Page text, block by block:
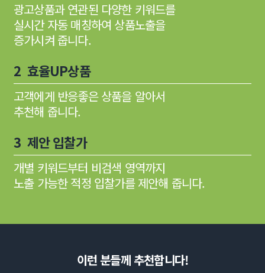
광고상품과 연관된 다양한 키워드를
실시간 자동 매칭하여 상품노출을
증가시켜 줍니다.
2 효율UP상품
고객에게 반응좋은 상품을 알아서
추천해 줍니다.
3 제안 입찰가
개별 키워드부터 비검색 영역까지
노출 가능한 적정 입찰가를 제안해 줍니다.
이런 분들께 추천합니다!